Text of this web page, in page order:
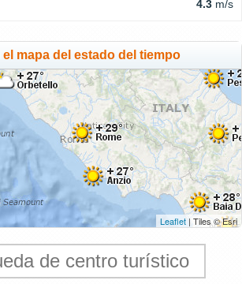
4.3 m/s
el mapa del estado del tiempo
Leaflet | Tiles © Esri